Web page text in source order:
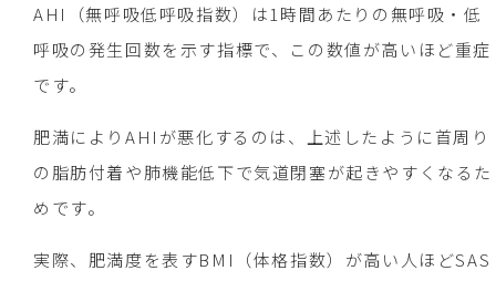
AHI（無呼吸低呼吸指数）は1時間あたりの無呼吸・低
呼吸の発生回数を示す指標で、この数値が高いほど重症
です。
肥満によりAHIが悪化するのは、上述したように首周り
の脂肪付着や肺機能低下で気道閉塞が起きやすくなるた
めです。
実際、肥満度を表すBMI（体格指数）が高い人ほどSAS